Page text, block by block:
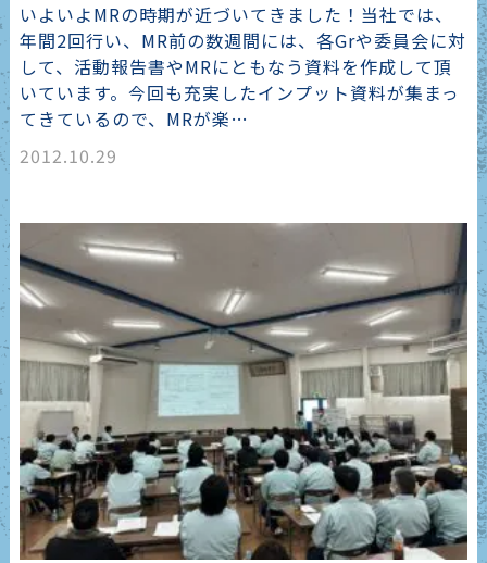
いよいよMRの時期が近づいてきました！当社では、
年間2回行い、MR前の数週間には、各Grや委員会に対
して、活動報告書やMRにともなう資料を作成して頂
いています。今回も充実したインプット資料が集まっ
てきているので、MRが楽…
2012.10.29